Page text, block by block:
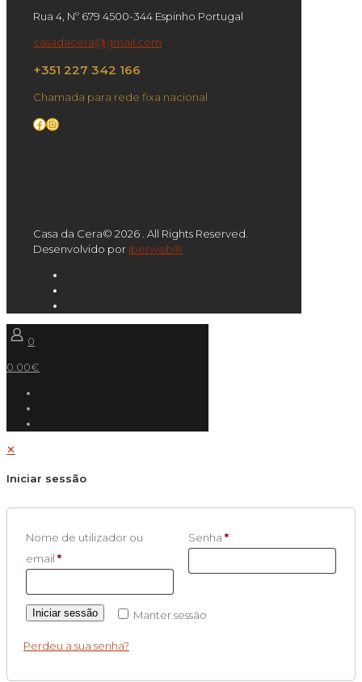
Rua 4, Nº 679 4500-344 Espinho Portugal
casadacera@gmail.com
+351 227 342 166
Chamada para rede fixa nacional
Facebook
Instagram
Casa da Cera© 2026 . All Rights Reserved.
Desenvolvido por Iberweb®
0
0.00€
✕
Iniciar sessão
Nome de utilizador ou
email *
Senha *
Manter sessão
Iniciar sessão
Perdeu a sua senha?